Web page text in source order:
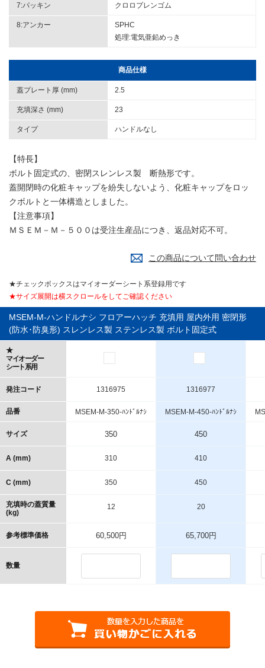
7:パッキン クロロプレンゴム
8:アンカー
SPHC
処理:電気亜鉛めっき
商品仕様
蓋プレート厚 (mm) 2.5
充填深さ (mm) 23
タイプ ハンドルなし
【特長】
ボルト固定式の、密閉スレンレス製 断熱形です。
蓋開閉時の化粧キャップを紛失しないよう、化粧キャップをロッ
クボルトと一体構造としました。
【注意事項】
ＭＳＥＭ－Ｍ－５００は受注生産品につき、返品対応不可。
この商品について問い合わせ
★チェックボックスはマイオーダーシート系登録用です
★サイズ展開は横スクロールをしてご確認ください
MSEM-M-ハンドルナシ フロアーハッチ 充填用 屋内外用 密閉形
(防水･防臭形) スレンレス製 ステンレス製 ボルト固定式
★
マイオーダー
シート系用
発注コード
品番
サイズ
A (mm)
C (mm)
充填時の蓋質量
(kg)
参考標準価格
数量
1316975
MSEM-M-350-ﾊﾝﾄﾞﾙﾅｼ
350
310
350
12
60,500円
1316977
MSEM-M-450-ﾊﾝﾄﾞﾙﾅｼ
450
410
450
20
65,700円